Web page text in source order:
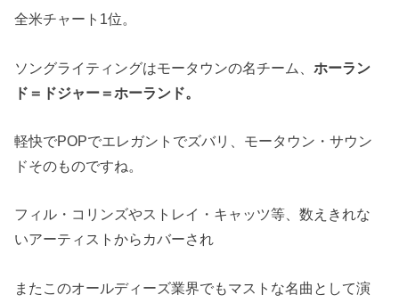
全米チャート1位。
ソングライティングはモータウンの名チーム、ホーラン
ド＝ドジャー＝ホーランド。
軽快でPOPでエレガントでズバリ、モータウン・サウン
ドそのものですね。
フィル・コリンズやストレイ・キャッツ等、数えきれな
いアーティストからカバーされ
またこのオールディーズ業界でもマストな名曲として演